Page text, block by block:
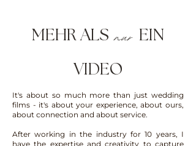
MEHR ALS nur EIN
VIDEO
It's about so much more than just wedding
films - it's about your experience, about ours,
about connection and about service.
After working in the industry for 10 years, I
have the expertise and creativity to capture